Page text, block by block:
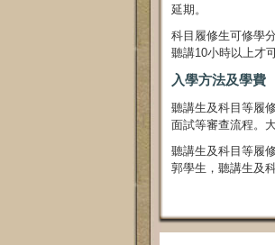
延期。
科目履修生可修學
聽講10小時以上才
入學方法及學費
聽講生及科目等履
面試等審查流程。
聽講生及科目等履
郭學生，聽講生及